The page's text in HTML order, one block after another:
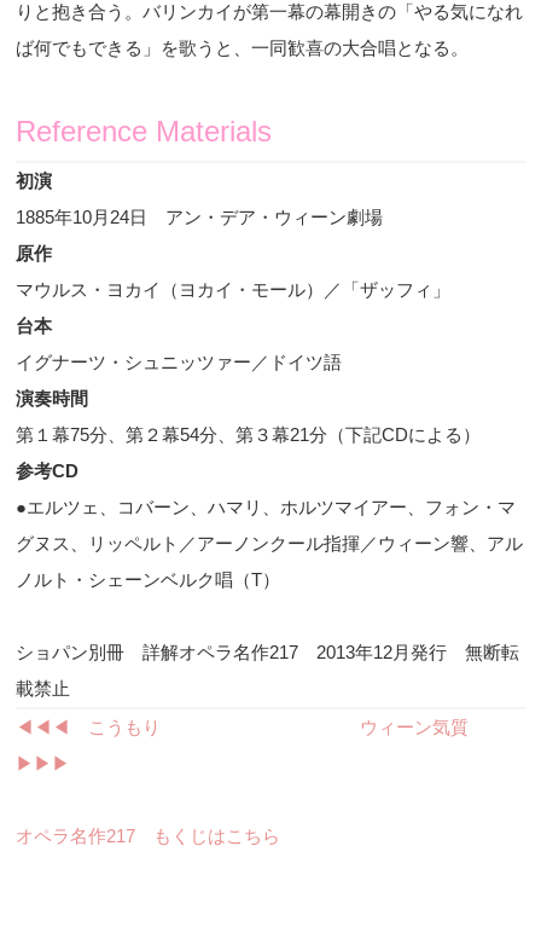
りと抱き合う。バリンカイが第一幕の幕開きの「やる気になれ
ば何でもできる」を歌うと、一同歓喜の大合唱となる。
Reference Materials
初演
1885年10月 24日 アン・デア・ウィーン劇場
原作
マウルス・ヨカイ（ヨカイ・モール）／「ザッフィ」
台本
イグナーツ・シュニッツァー／ドイツ語
演奏時間
第１幕75分、第２幕54分、第３幕21分（下記CDによる）
参考CD
●エルツェ、コバーン、ハマリ、ホルツマイアー、フォン・マ
グヌス、リッペルト／アーノンクール指揮／ウィーン響、アル
ノルト・シェーンベルク唱（T）
ショパン別冊 詳解オペラ名作217 2013年12月発行 無断転
載禁止
◀︎◀︎◀︎ こうもり
ウィーン気質
▶︎▶︎▶︎
オペラ名作217 もくじはこちら